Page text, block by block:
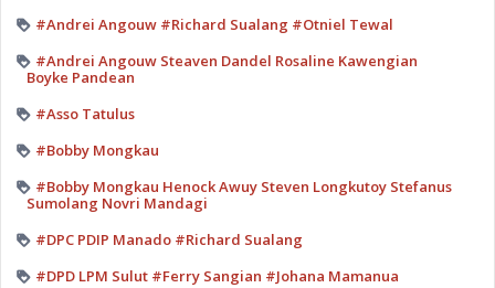
#Andrei Angouw #Richard Sualang #Otniel Tewal
#Andrei Angouw Steaven Dandel Rosaline Kawengian
Boyke Pandean
#Asso Tatulus
#Bobby Mongkau
#Bobby Mongkau Henock Awuy Steven Longkutoy Stefanus
Sumolang Novri Mandagi
#DPC PDIP Manado #Richard Sualang
#DPD LPM Sulut #Ferry Sangian #Johana Mamanua